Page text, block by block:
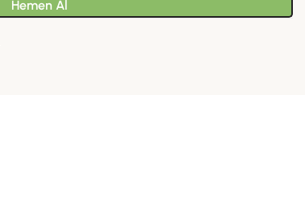
Hemen Al